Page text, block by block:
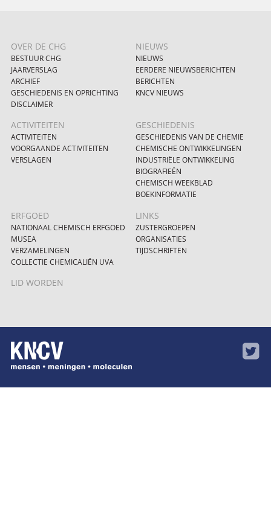
OVER DE CHG
BESTUUR CHG
JAARVERSLAG
ARCHIEF
GESCHIEDENIS EN OPRICHTING
DISCLAIMER
NIEUWS
NIEUWS
EERDERE NIEUWSBERICHTEN
BERICHTEN
KNCV NIEUWS
ACTIVITEITEN
ACTIVITEITEN
VOORGAANDE ACTIVITEITEN
VERSLAGEN
GESCHIEDENIS
GESCHIEDENIS VAN DE CHEMIE
CHEMISCHE ONTWIKKELINGEN
INDUSTRIËLE ONTWIKKELING
BIOGRAFIEËN
CHEMISCH WEEKBLAD
BOEKINFORMATIE
ERFGOED
NATIONAAL CHEMISCH ERFGOED
MUSEA
VERZAMELINGEN
COLLECTIE CHEMICALIËN UVA
LINKS
ZUSTERGROEPEN
ORGANISATIES
TIJDSCHRIFTEN
LID WORDEN